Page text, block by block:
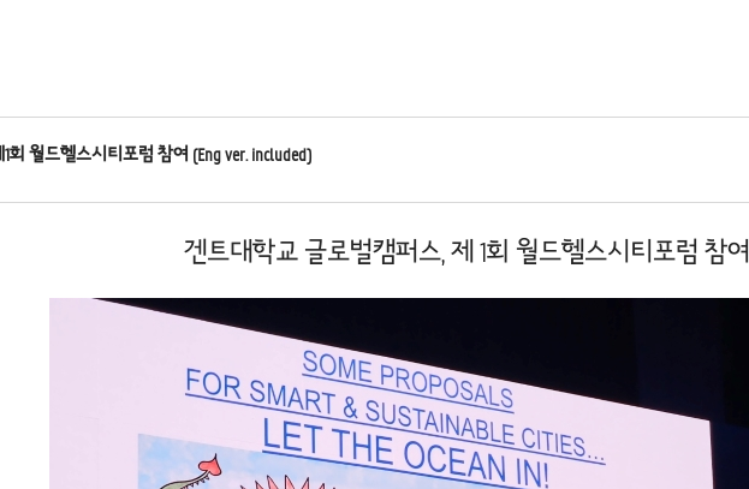
월드헬스시티포럼 참여 (Eng ver. included)
겐트대학교 글로벌캠퍼스, 제 1회 월드헬스시티포럼 참여